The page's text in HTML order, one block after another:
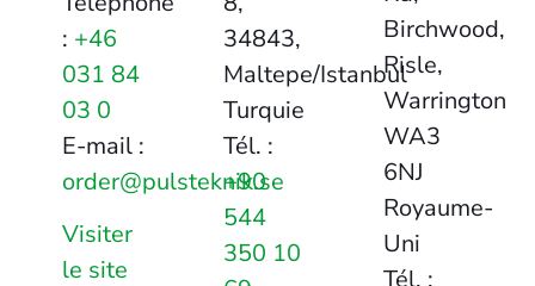
: +46
031 84
03 0
E-mail :
order@pulsteknik.se
Visiter
le site
34843,
Maltepe/Istanbul
Turquie
Tél. :
+90
544
350 10
Birchwood,
Risle,
Warrington
WA3
6NJ
Royaume-
Uni
Tél. :